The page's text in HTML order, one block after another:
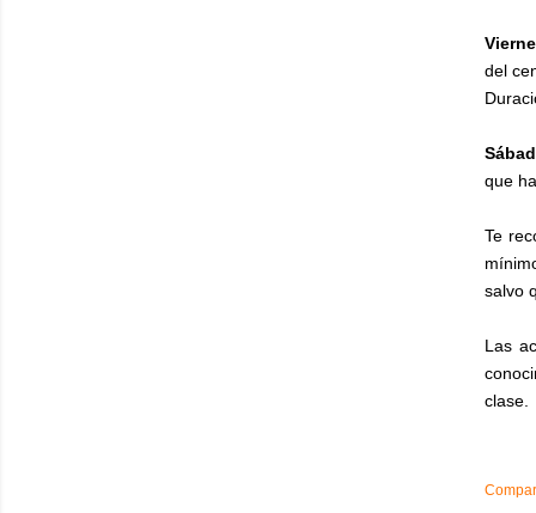
del
que
Te
salvo
Las
clase.